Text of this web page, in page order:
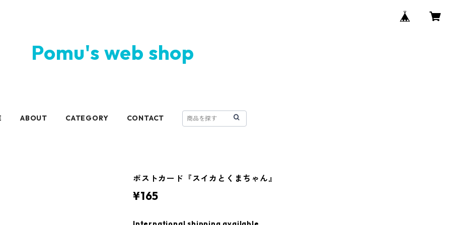
Pomu's web shop
ABOUT CATEGORY CONTACT
ポストカード『スイカとくまちゃん』
¥165